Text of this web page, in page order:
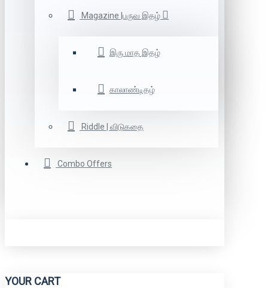
Magazine |பருவ இதழ்
இரு மாத இதழ்
காலாண்டிதழ்
Riddle | விடுகதை
Combo Offers
YOUR CART